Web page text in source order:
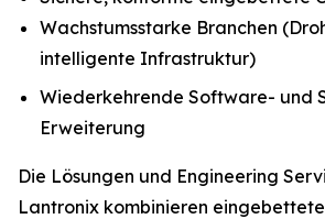
Wachstumsstarke Branchen
intelligente Infrastruktur)
Wiederkehrende Software- und
Erweiterung
Die Lösungen und Engineering
Lantronix kombinieren eingebettete